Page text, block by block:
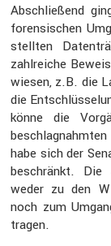
Abschlie­ßend
foren­si­schen
stellten
zahlreiche
wiesen, z.B. die
die
könne die
habe sich der
beschränkt. Die
weder zu den
noch zum
tragen.